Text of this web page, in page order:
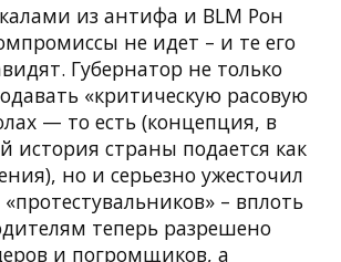
из антифа и BLM Рон
не идет – и те его
Губернатор не только
«критическую расовую
— то есть (концепция, в
история страны подается как
но и серьезно ужесточил
– вплоть
теперь разрешено
и погромщиков, а